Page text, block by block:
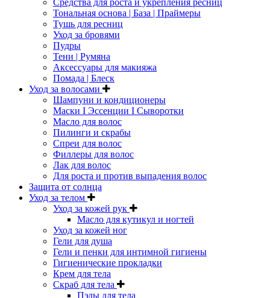
Тональная основа | База | Праймеры
Тушь для ресниц
Уход за бровями
Пудры
Тени | Румяна
Аксессуары для макияжа
Помада | Блеск
Уход за волосами
Шампуни и кондиционеры
Маски I Эссенции I Сыворотки
Масло для волос
Пилинги и скрабы
Спреи для волос
Филлеры для волос
Лак для волос
Для роста и против выпадения волос
Защита от солнца
Уход за телом
Уход за кожей рук
Масло для кутикул и ногтей
Уход за кожей ног
Гели для душа
Гели и пенки для интимной гигиены
Гигиенические прокладки
Крем для тела
Скраб для тела
Пэды для тела